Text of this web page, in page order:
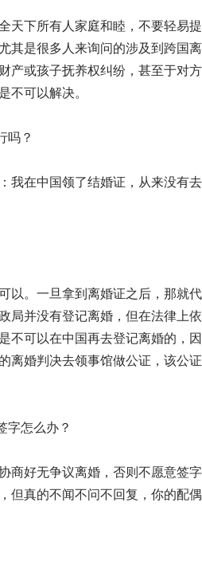
天下所有人家庭和睦，不要轻易
其是很多人来询问的涉及到跨国
产或孩子抚养权纠纷，甚至于对
不可以解决。
吗？
我在中国领了结婚证，从来没有
以。一旦拿到离婚证之后，那就
局并没有登记离婚，但在法律上
不可以在中国再去登记离婚的，
离婚判决去领事馆做公证，该公
字怎么办？
商好无争议离婚，否则不愿意签
但真的不闻不问不回复，你的